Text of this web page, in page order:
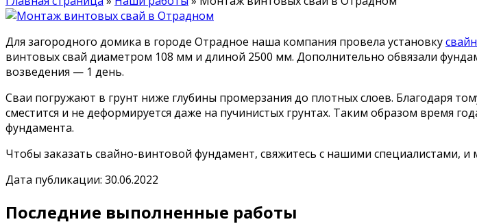
Для загородного домика в городе Отрадное наша компания провела установку
винтовых свай диаметром 108 мм и длиной 2500 мм. Дополнительно обвязали
возведения — 1 день.
Сваи погружают в грунт ниже глубины промерзания до плотных слоев. Благодаря
сместится и не деформируется даже на пучинистых грунтах. Таким образом время
фундамента.
Чтобы заказать свайно-винтовой фундамент, свяжитесь с нашими специалистами, и
Дата публикации: 30.06.2022
Последние выполненные работы